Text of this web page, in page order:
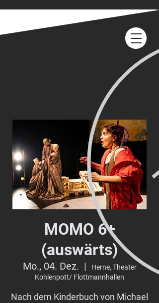
MOMO 6+
(auswärts)
Mo., 04. Dez.
  |
Herne, Theater
Kohlenpott/ Flottmannhallen
Nach dem Kinderbuch von Michael